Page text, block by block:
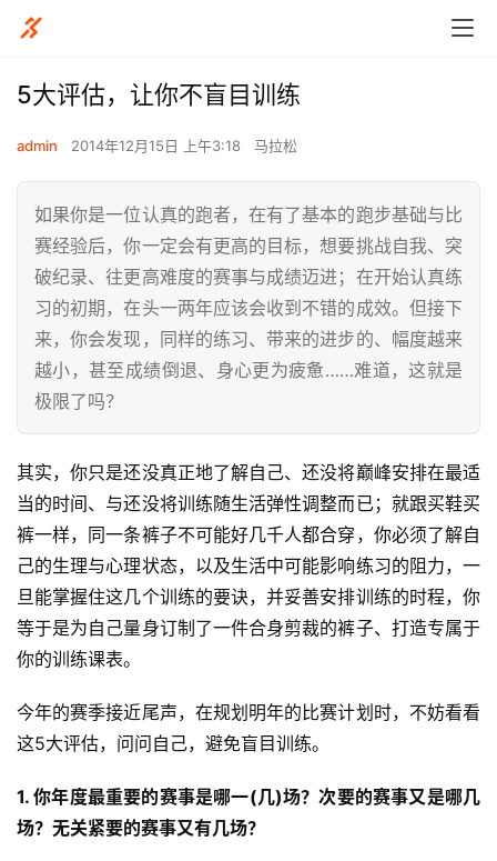
5大评估，让你不盲目训练
admin 2014年12月15日 上午3:18 马拉松
如果你是一位认真的跑者，在有了基本的跑步基础与比
赛经验后，你一定会有更高的目标，想要挑战自我、突
破纪录、往更高难度的赛事与成绩迈进；在开始认真练
习的初期，在头一两年应该会收到不错的成效。但接下
来，你会发现，同样的练习、带来的进步的、幅度越来
越小，甚至成绩倒退、身心更为疲惫……难道，这就是
极限了吗？
其实，你只是还没真正地了解自己、还没将巅峰安排在最适
当的时间、与还没将训练随生活弹性调整而已；就跟买鞋买
裤一样，同一条裤子不可能好几千人都合穿，你必须了解自
己的生理与心理状态，以及生活中可能影响练习的阻力，一
旦能掌握住这几个训练的要诀，并妥善安排训练的时程，你
等于是为自己量身订制了一件合身剪裁的裤子、打造专属于
你的训练课表。
今年的赛季接近尾声，在规划明年的比赛计划时，不妨看看
这5大评估，问问自己，避免盲目训练。
1. 你年度最重要的赛事是哪一(几)场？次要的赛事又是哪几
场？无关紧要的赛事又有几场？